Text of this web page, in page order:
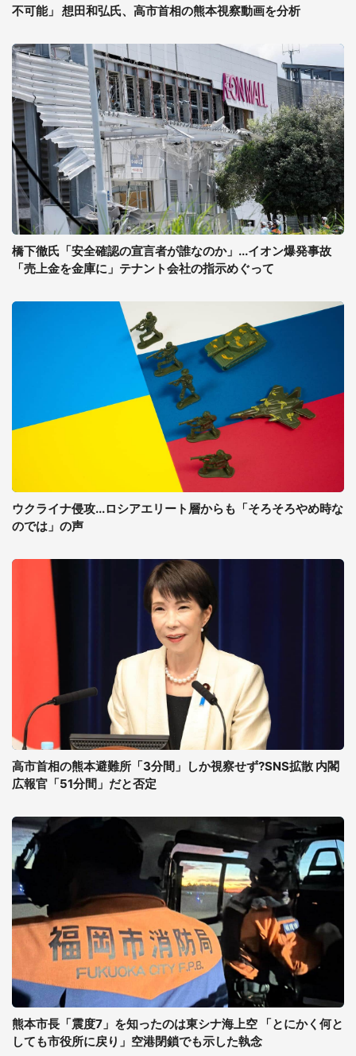
不可能」 想田和弘氏、高市首相の熊本視察動画を分析
橋下徹氏「安全確認の宣言者が誰なのか」...イオン爆発事故
「売上金を金庫に」テナント会社の指示めぐって
ウクライナ侵攻...ロシアエリート層からも「そろそろやめ時な
のでは」の声
高市首相の熊本避難所「3分間」しか視察せず?SNS拡散 内閣
広報官「51分間」だと否定
熊本市長「震度7」を知ったのは東シナ海上空 「とにかく何と
しても市役所に戻り」空港閉鎖でも示した執念